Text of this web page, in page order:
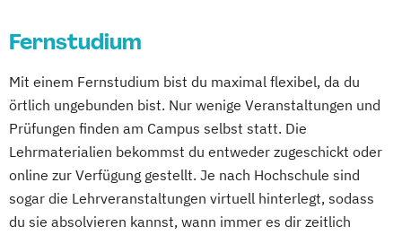
Fernstudium
Mit einem Fernstudium bist du maximal flexibel, da du
örtlich ungebunden bist. Nur wenige Veranstaltungen und
Prüfungen finden am Campus selbst statt. Die
Lehrmaterialien bekommst du entweder zugeschickt oder
online zur Verfügung gestellt. Je nach Hochschule sind
sogar die Lehrveranstaltungen virtuell hinterlegt, sodass
du sie absolvieren kannst, wann immer es dir zeitlich